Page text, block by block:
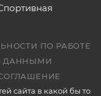
ПО РАБОТЕ
ДАННЫМИ
сайта в какой бы то